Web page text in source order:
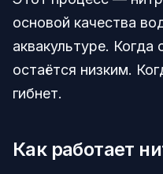
основой качества
аквакультуре.
остаётся низким.
гибнет.
Как работает